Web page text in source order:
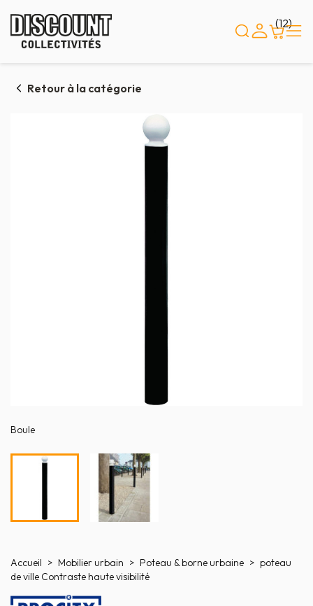
(12)
Retour à la catégorie
Boule
Accueil Mobilier urbain Poteau & borne urbaine
poteau
de ville Contraste haute visibilité